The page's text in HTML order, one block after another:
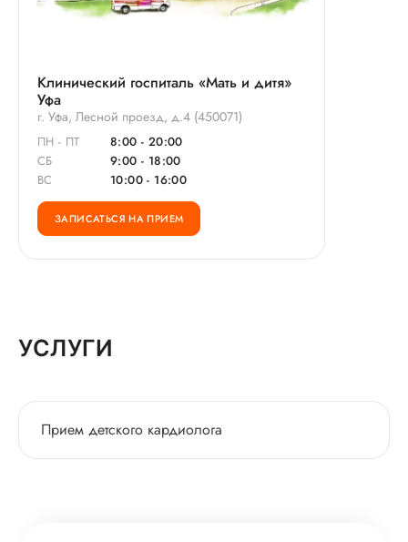
Клинический госпиталь «Мать и дитя»
Уфа
г. Уфа, Лесной проезд, д.4 (450071)
ПН - ПТ
8:00 - 20:00
СБ
9:00 - 18:00
ВС
10:00 - 16:00
ЗАПИСАТЬСЯ НА ПРИЕМ
УСЛУГИ
Прием детского кардиолога